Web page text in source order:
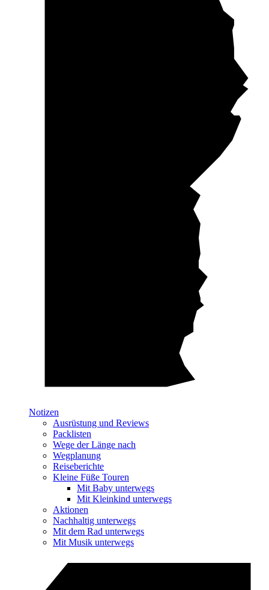
Notizen
Ausrüstung und Reviews
Packlisten
Wege der Länge nach
Wegplanung
Reiseberichte
Kleine Füße Touren
Mit Baby unterwegs
Mit Kleinkind unterwegs
Aktionen
Nachhaltig unterwegs
Mit dem Rad unterwegs
Mit Musik unterwegs